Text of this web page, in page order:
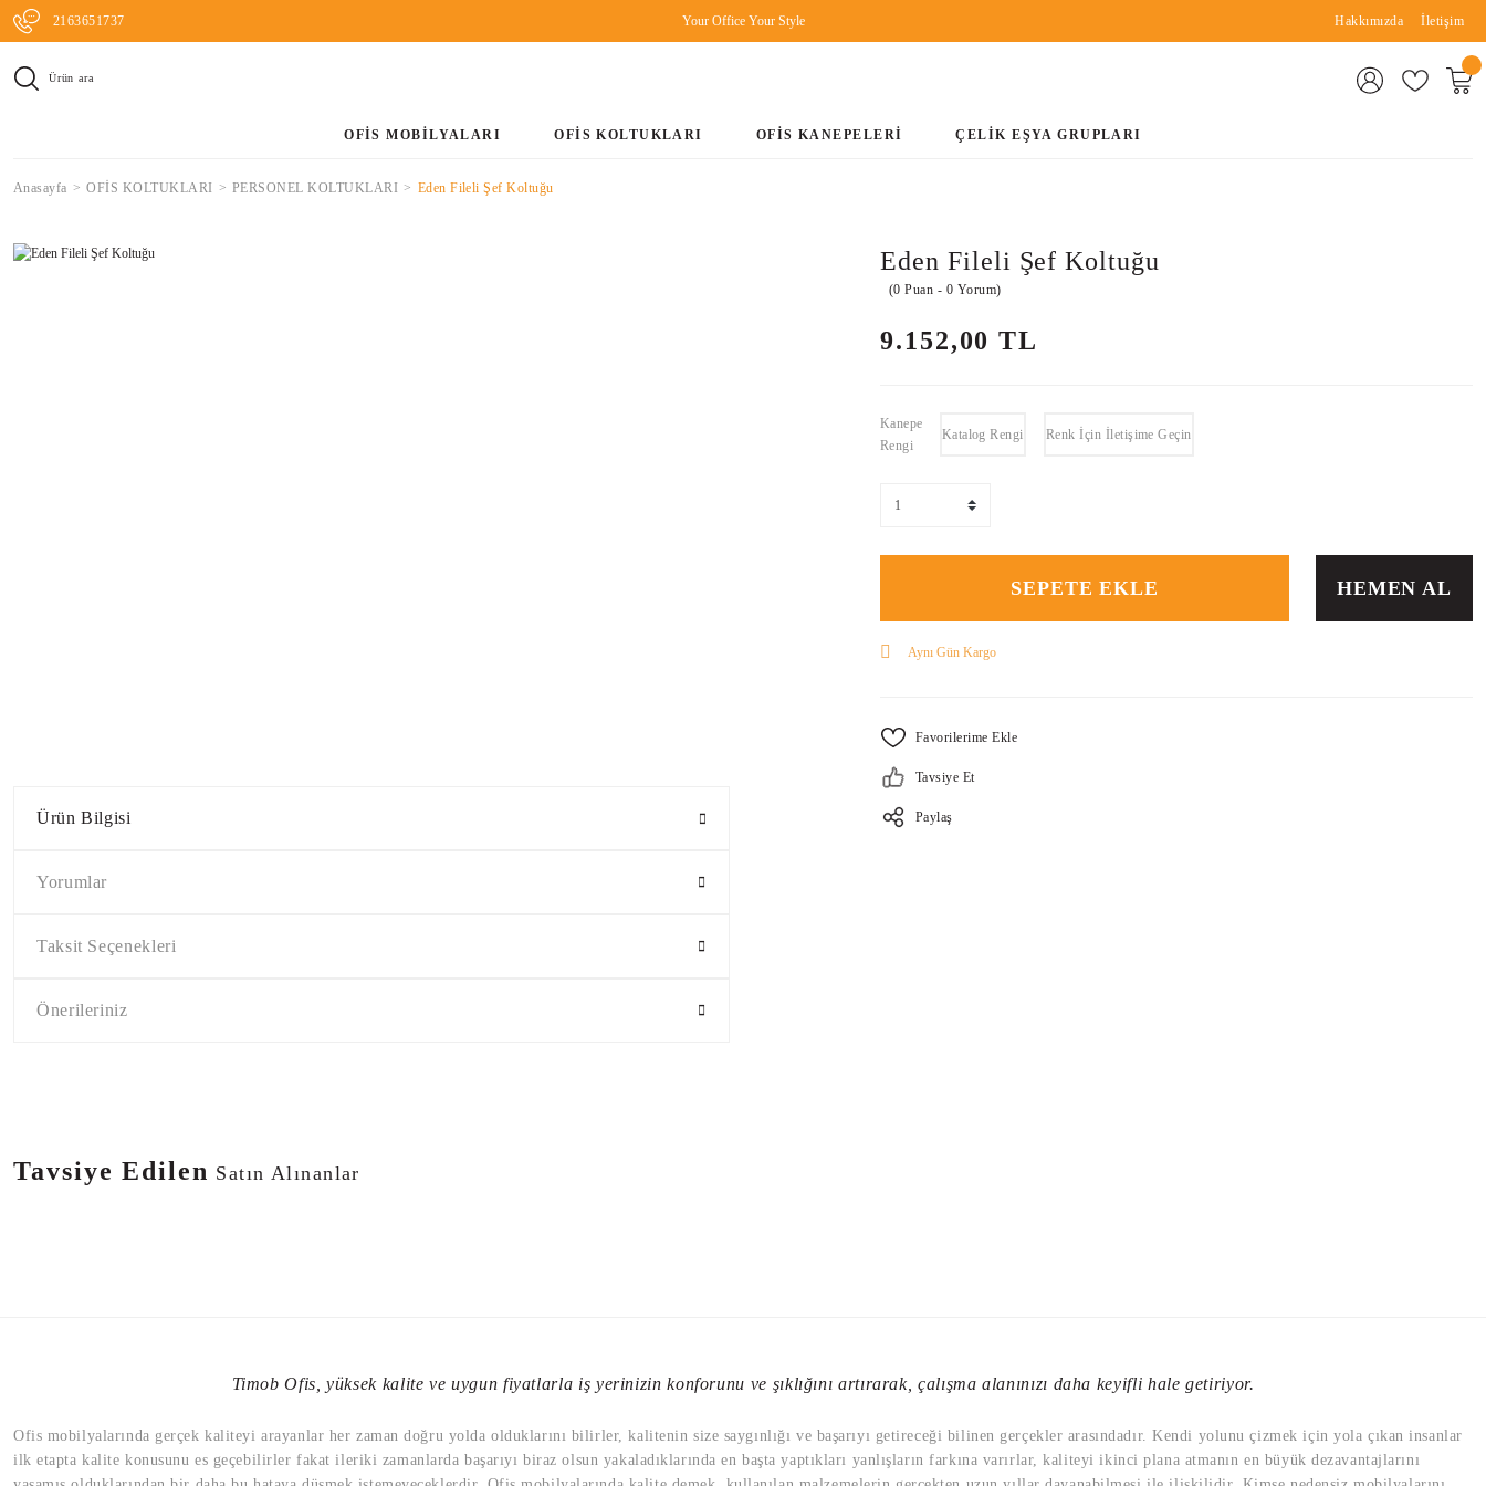
2163651737 Your Office Your Style Hakkımızda İletişim
Ürün ara
OFİS MOBİLYALARI OFİS KOLTUKLARI OFİS KANEPELERİ ÇELİK EŞYA GRUPLARI
Anasayfa OFİS KOLTUKLARI PERSONEL KOLTUKLARI Eden Fileli Şef Koltuğu
Ürün Bilgisi
Yorumlar
Taksit Seçenekleri
Önerileriniz
Eden Fileli Şef Koltuğu
(0 Puan - 0 Yorum)
9.152,00 TL
Kanepe
Rengi
Katalog Rengi Renk İçin İletişime Geçin
SEPETE EKLE HEMEN AL
Aynı Gün Kargo
Tavsiye Et
Paylaş
Tavsiye Edilen Satın Alınanlar
8.590,00 TL
Eden Derili Müdür Koltuğu
10.417,00 TL
9.471,00 TL
Eden Derili Yıldız Ayak Misafir Koltuğu
Timob Ofis, yüksek kalite ve uygun fiyatlarla iş yerinizin konforunu ve şıklığını artırarak, çalışma alanınızı daha keyifli hale getiriyor.
Ofis mobilyalarında gerçek kaliteyi arayanlar her zaman doğru yolda olduklarını bilirler, kalitenin size saygınlığı ve başarıyı getireceği bilinen gerçekler arasındadır. Kendi yolunu çizmek için yola çıkan insanlar
ilk etapta kalite konusunu es geçebilirler fakat ileriki zamanlarda başarıyı biraz olsun yakaladıklarında en başta yaptıkları yanlışların farkına varırlar, kaliteyi ikinci plana atmanın en büyük dezavantajlarını